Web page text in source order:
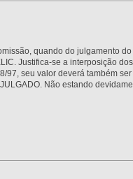
quando do julgamento
Justifica-se a interposição
seu valor deverá também
Não estando